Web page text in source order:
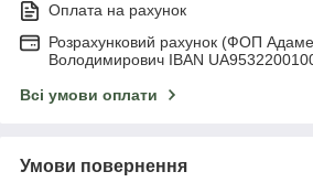
Оплата на рахунок
Розрахунковий рахунок (ФОП
Володимирович IBAN
Всі умови оплати
Умови повернення